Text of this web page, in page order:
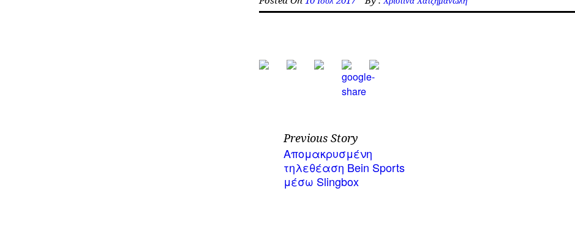
Previous Story
Απομακρυσμένη
τηλεθέαση Bein Sports
μέσω Slingbox